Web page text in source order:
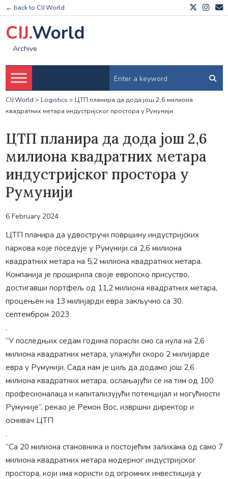
← back to CIJ.World
CIJ.World
Archive
CIJ.World > Logistics > ЦТП планира да дода још 2,6 милиона
квадратних метара индустријског простора у Румунији
ЦТП планира да дода још 2,6
милиона квадратних метара
индустријског простора у
Румунији
6 February 2024
ЦТП планира да удвостручи површину индустријских
паркова које поседује у Румунији са 2,6 милиона
квадратних метара на 5,2 милиона квадратних метара.
Компанија је проширила своје европско присуство,
достигавши портфељ од 11,2 милиона квадратних метара,
процењен на 13 милијарди евра закључно са 30.
септембром 2023
.
“У последњих седам година порасли смо са нула на 2,6
милиона квадратних метара, улажући скоро 2 милијарде
евра у Румунији. Сада нам је циљ да додамо још 2,6
милиона квадратних метара, ослањајући се на тим од 100
професионалаца и капитализујући потенцијал и могућности
Румуније”, рекао је Ремон Вос, извршни директор и
оснивач ЦТП
.
“Са 20 милиона становника и постојећим залихама од само 7
милиона квадратних метара модерног индустријског
простора, који има користи од огромних инвестиција у